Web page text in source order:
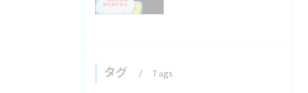
タグ Tags